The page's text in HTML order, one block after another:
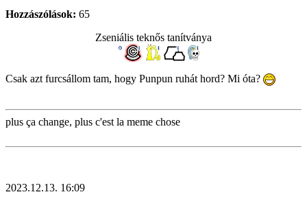
Hozzászólások: 65
Zseniális teknős tanítványa
Csak azt furcsállom tam, hogy Punpun ruhát hord? Mi óta?
plus ça change, plus c'est la meme chose
2023.12.13. 16:09